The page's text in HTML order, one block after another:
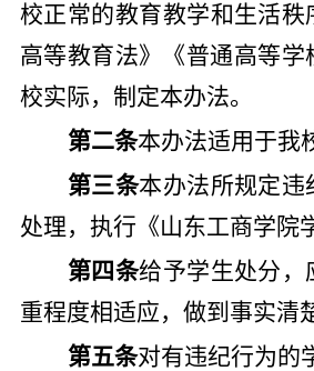
校正常的教育教学和生活秩
高等教育法》《普通高等
校实际，制定本办法。
第二条本办法适用于我
第三条本办法所规定违
处理，执行《山东工商学院
第四条给予学生处分，
重程度相适应，做到事实清
第五条对有违纪行为的